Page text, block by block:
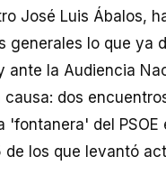
José Luis Ábalos,
generales lo que ya
ante la Audiencia
causa: dos
'fontanera' del PSOE
de los que levantó